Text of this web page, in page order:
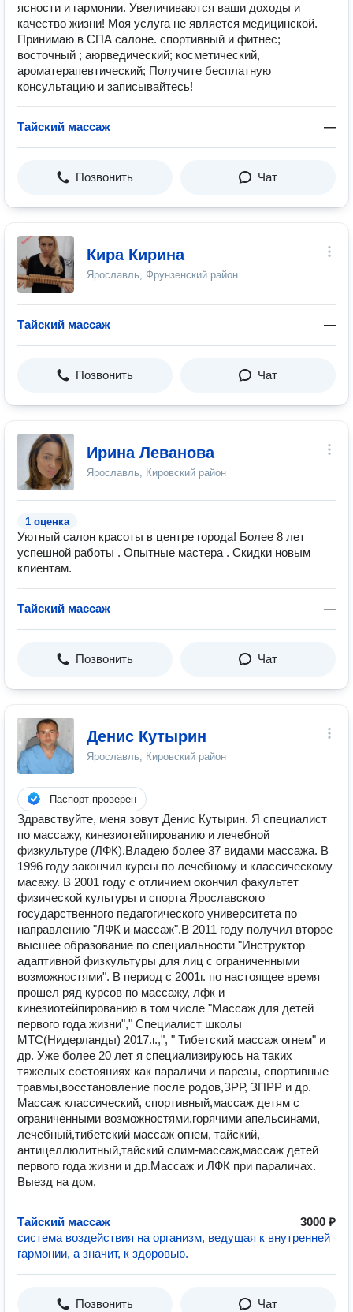
ясности и гармонии. Увеличиваются ваши доходы и
качество жизни! Моя услуга не является медицинской.
Принимаю в СПА салоне. спортивный и фитнес;
восточный ; аюрведический; косметический,
ароматерапевтический; Получите бесплатную
консультацию и записывайтесь!
Тайский массаж —
Позвонить Чат
Кира Кирина
Ярославль, Фрунзенский район
Тайский массаж —
Позвонить Чат
Ирина Леванова
Ярославль, Кировский район
1 оценка
Уютный салон красоты в центре города! Более 8 лет
успешной работы . Опытные мастера . Скидки новым
клиентам.
Тайский массаж —
Позвонить Чат
Денис Кутырин
Ярославль, Кировский район
Паспорт проверен
Здравствуйте, меня зовут Денис Кутырин. Я специалист
по массажу, кинезиотейпированию и лечебной
физкультуре (ЛФК).Владею более 37 видами массажа. В
1996 году закончил курсы по лечебному и классическому
масажу. В 2001 году с отличием окончил факультет
физической культуры и спорта Ярославского
государственного педагогического университета по
направлению "ЛФК и массаж".В 2011 году получил второе
высшее образование по специальности "Инструктор
адаптивной физкультуры для лиц с ограниченными
возможностями". В период с 2001г. по настоящее время
прошел ряд курсов по массажу, лфк и
кинезиотейпированию в том числе "Массаж для детей
первого года жизни"," Специалист школы
MTC(Нидерланды) 2017.г.,", " Тибетский массаж огнем" и
др. Уже более 20 лет я специализируюсь на таких
тяжелых состояниях как параличи и парезы, спортивные
травмы,восстановление после родов,ЗРР, ЗПРР и др.
Массаж классический, спортивный,массаж детям с
ограниченными возможностями,горячими апельсинами,
лечебный,тибетский массаж огнем, тайский,
антицеллюлитный,тайский слим-массаж,массаж детей
первого года жизни и др.Массаж и ЛФК при параличах.
Выезд на дом.
Тайский массаж
3000 ₽
система воздействия на организм, ведущая к внутренней
гармонии, а значит, к здоровью.
Позвонить Чат